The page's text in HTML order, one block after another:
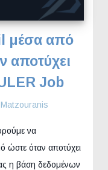
μέσα από
αποτύχει
Job
να
ώστε όταν αποτύχει
η βάση δεδομένων